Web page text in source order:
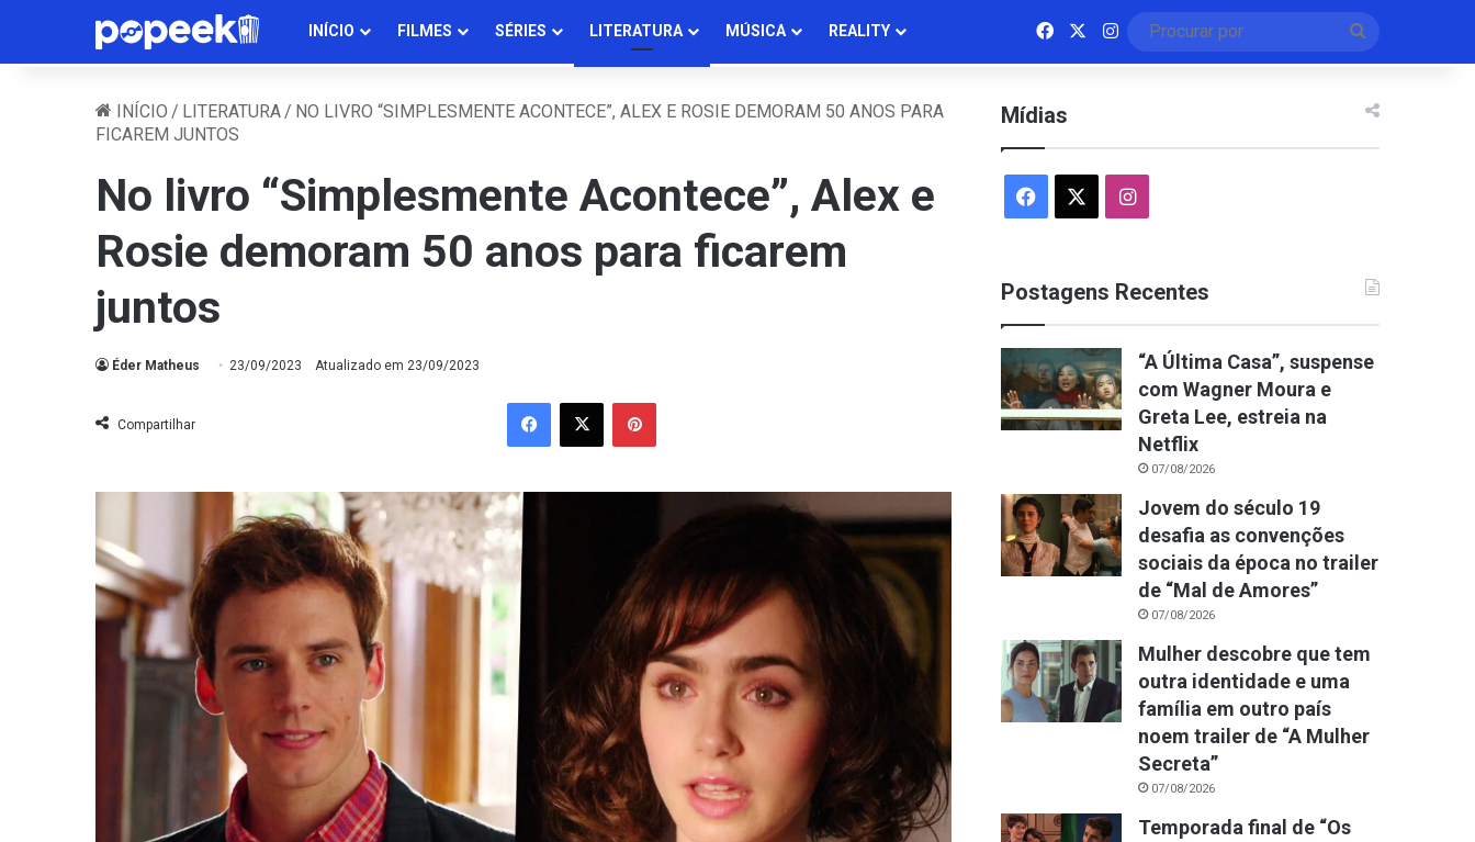
INÍCIO FILMES SÉRIES LITERATURA MÚSICA REALITY FacebookInstagram
por
INÍCIO / LITERATURA/ NO LIVRO “SIMPLESMENTE ACONTECE”, ALEX E ROSIE DEMORAM 50 ANOS PARA
FICAREM JUNTOS
No livro “Simplesmente Acontece”, Alex e
Rosie demoram 50 anos para ficarem
juntos
Éder Matheus 23/09/2023 Atualizado em 23/09/2023
Compartilhar
Facebook
X Pinterest
Mídias
Facebook Instagram
Postagens Recentes
“A Última Casa”, suspense
com Wagner Moura e
Greta Lee, estreia na
Netflix
07/08/2026
Jovem do século 19
desafia as convenções
sociais da época no trailer
de “Mal de Amores”
07/08/2026
Mulher descobre que tem
outra identidade e uma
família em outro país
noem trailer de “A Mulher
Secreta”
07/08/2026
Temporada final de “Os